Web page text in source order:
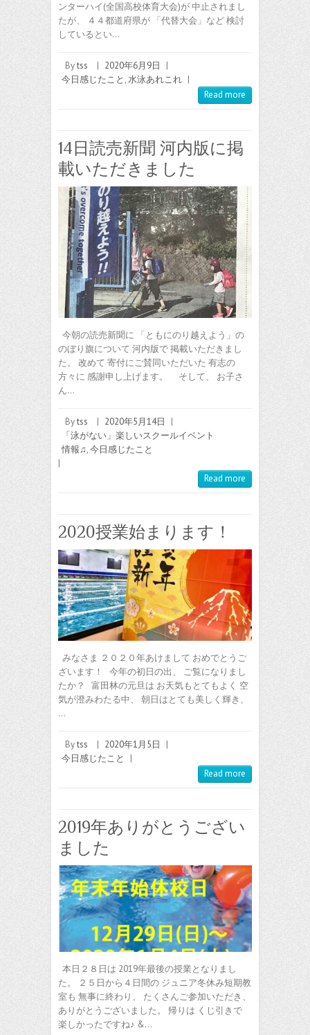
ンターハイ(全国高校体育大会)が 中止されまし
たが、 ４４都道府県が 「代替大会」など 検討
しているとい…
Bytss | 2020年6月9日
|
今日感じたこと,水泳あれこれ |
Read more
14日読売新聞 河内版に掲
載いただきました
今朝の読売新聞に 「ともにのり越えよう」の
のぼり旗について 河内版で 掲載いただきまし
た。 改めて 寄付にご賛同いただいた 有志の
方々に 感謝申し上げます。 そして、 お子さ
ん…
Bytss | 2020年5月14日
|
「泳がない」楽しいスクールイベント
情報♫,今日感じたこと
|
Read more
2020授業始まります！
みなさま ２０２０年あけまして おめでとうご
ざいます！ 今年の初日の出、 ご覧になりまし
たか？ 富田林の元旦は お天気もとてもよく 空
気が澄みわたる中、 朝日はとても美しく輝き、
…
Bytss | 2020年1月5日
|
今日感じたこと
|
Read more
2019年ありがとうござい
ました
本日２８日は 2019年最後の授業となりまし
た。 ２５日から４日間の ジュニア冬休み短期教
室も 無事に終わり、 たくさんご参加いただき、
ありがとうございました。 帰りは くじ引きで
楽しかったですね♪ &…